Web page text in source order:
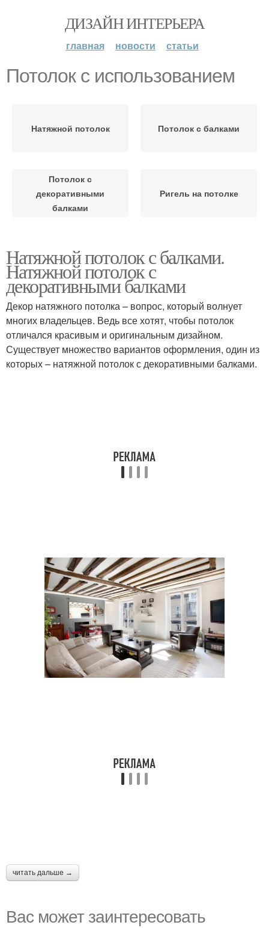
ДИЗАЙН ИНТЕРЬЕРА
главная новости статьи
Потолок с использованием
Натяжной потолок Потолок с балками
Потолок с
декоративными
балками
Ригель на потолке
Натяжной потолок с балками.
Натяжной потолок с
декоративными балками
Декор натяжного потолка – вопрос, который волнует
многих владельцев. Ведь все хотят, чтобы потолок
отличался красивым и оригинальным дизайном.
Существует множество вариантов оформления, один из
которых – натяжной потолок с декоративными балками.
читать дальше →
Вас может заинтересовать